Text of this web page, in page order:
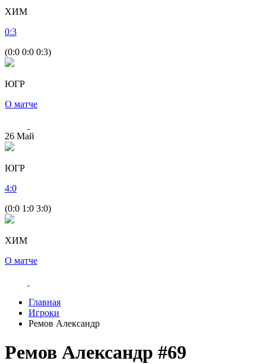
ХИМ
0:3
(0:0 0:0 0:3)
ЮГР
О матче
26 Май
ЮГР
4:0
(0:0 1:0 3:0)
ХИМ
О матче
Главная
Игроки
Ремов Александр
Ремов Александр #69